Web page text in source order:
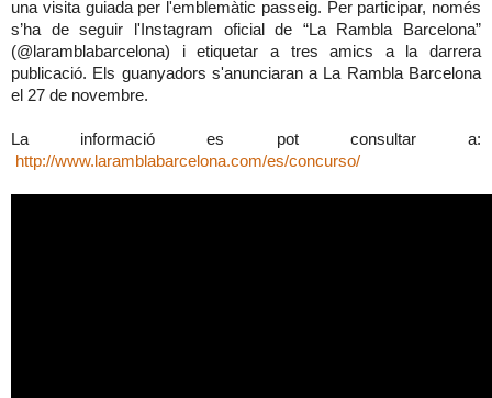
una visita guiada per l'emblemàtic passeig. Per participar, només
s’ha de seguir l'Instagram oficial de “La Rambla Barcelona”
(@laramblabarcelona) i etiquetar a tres amics a la darrera
publicació. Els guanyadors s'anunciaran a La Rambla Barcelona
el 27 de novembre.
La informació es pot consultar a:
http://www.laramblabarcelona.com/es/concurso/